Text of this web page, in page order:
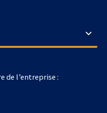
de l’entreprise :